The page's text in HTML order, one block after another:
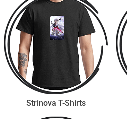
Strinova T-Shirts